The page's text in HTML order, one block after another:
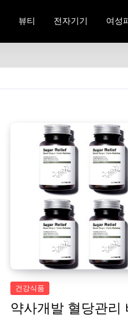
뷰티 전자기기 여성
건강식품
약사개발 혈당관리